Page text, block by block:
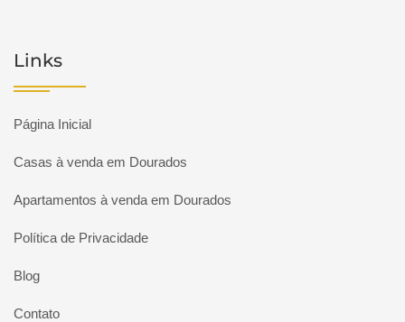
Links
Página Inicial
Casas à venda em Dourados
Apartamentos à venda em Dourados
Política de Privacidade
Blog
Contato